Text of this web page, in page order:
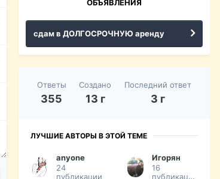
ОБЪЯВЛЕНИЯ
сдам в ДОЛГОСРОЧНУЮ аренду
Ответы
355
Создано
13 г
Последний ответ
3 г
ЛУЧШИЕ АВТОРЫ В ЭТОЙ ТЕМЕ
anyone
24
публикации
Игорян
16
публикаций